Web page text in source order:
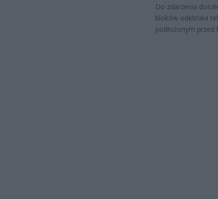
Do zdarzenia
bloków odebrała
podłożonym przed